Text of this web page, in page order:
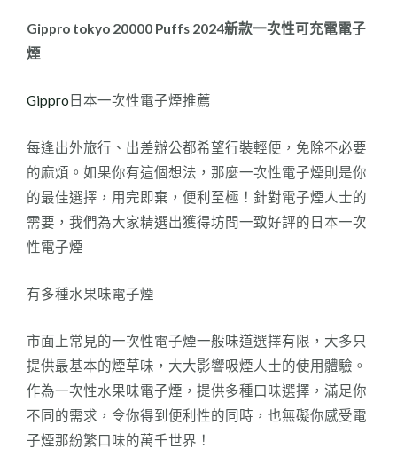
Gippro tokyo 20000 Puffs 2024新款一次性可充電電子
煙
Gippro 日本一次性電子煙推薦
每逢出外旅行、出差辦公都希望行裝輕便，免除不必要
的麻煩。如果你有這個想法，那麼一次性電子煙則是你
的最佳選擇，用完即棄，便利至極！針對電子煙人士的
需要，我們為大家精選出獲得坊間一致好評的日本一次
性電子煙
有多種水果味電子煙
市面上常見的一次性電子煙一般味道選擇有限，大多只
提供最基本的煙草味，大大影響吸煙人士的使用體驗。
作為一次性水果味電子煙，提供多種口味選擇，滿足你
不同的需求，令你得到便利性的同時，也無礙你感受電
子煙那紛繁口味的萬千世界！